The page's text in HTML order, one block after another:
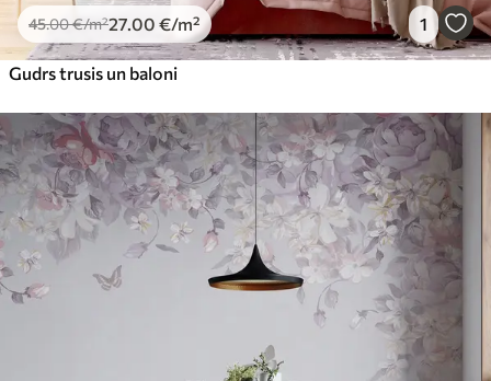
45.00€/m²27 .00 €/m² 1
Gudrs trusis un baloni